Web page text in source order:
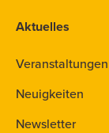
Aktuelles
Veranstaltungen
Neuigkeiten
Newsletter